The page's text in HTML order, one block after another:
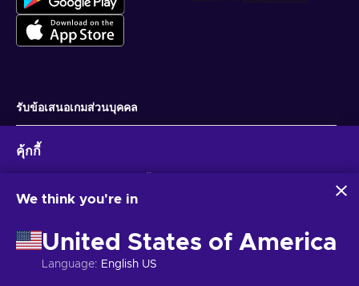
รับข้อเสนอเกมส่วนบุคคล
คุ้กกี้
รวบรวมและวิเคราะห์ข้อมูลเกี่ยวกับผู้ใช้เว็บไซต์นี้ เราใช้ข้อมูลนี้เพื่อ
บุคคลของคุณอาจถูกนำไปใช้เพื่อปรับแต่งโฆษณา
การคลิก 'ยอมรับทั้งหมด' หมายความว่าคุณยินยอมให้ Eneba และ
พันธมิตรใช้เทคโนโลยีเหล่านี้ คุณสามารถปรับเปลี่ยนความยินยอม
We think you're in
United States of America
Language: English US